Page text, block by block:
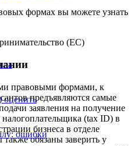
ошибки
формах вы можете узнать
(ЕС)
правовыми формами, к
предъявляются самые
заявления на получение
(tax ID) в
бизнеса в отделе
обязаны заверить у